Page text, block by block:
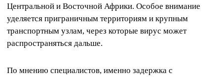
Центральной и Восточной Африки. Особое внимание
уделяется приграничным территориям и крупным
транспортным узлам, через которые вирус может
распространяться дальше.
По мнению специалистов, именно задержка с